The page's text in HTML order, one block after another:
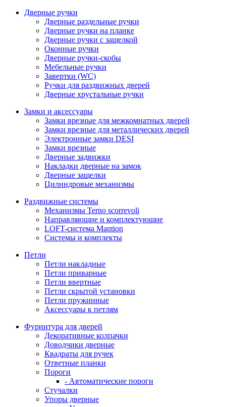
Дверные ручки
Дверные раздельные ручки
Дверные ручки на планке
Дверные ручки с защелкой
Оконные ручки
Дверные ручки-скобы
Мебельные ручки
Завертки (WC)
Ручки для раздвижных дверей
Дверные хрустальные ручки
Замки и аксессуары
Замки врезные для межкомнатных дверей
Замки врезные для металлических дверей
Электронные замки DESI
Замки врезные
Дверные задвижки
Накладки дверные на замок
Дверные защелки
Цилиндровые механизмы
Раздвижные системы
Механизмы Terno scorrevoli
Направляющие и комплектующие
LOFT-cистема Mantion
Системы и комплекты
Петли
Петли накладные
Петли приварные
Петли ввертные
Петли скрытой установки
Петли пружинные
Аксессуары к петлям
Фурнитура для дверей
Декоративные колпачки
Доводчики дверные
Квадраты для ручек
Ответные планки
Пороги
- Автоматические пороги
Стучалки
Упоры дверные